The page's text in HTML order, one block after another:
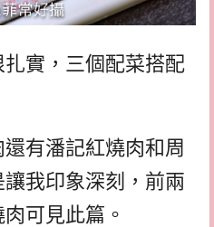
實，三個配菜搭配
有潘記紅燒肉和周
我印象深刻，前兩
可見此篇。